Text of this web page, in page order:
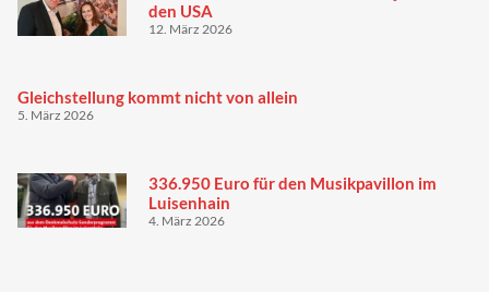
den USA
12. März 2026
Gleichstellung kommt nicht von allein
5. März 2026
336.950 Euro für den Musikpavillon im
Luisenhain
4. März 2026